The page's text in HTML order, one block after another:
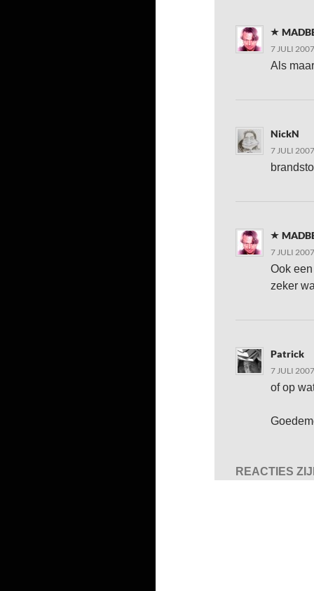
7 JULI
Als
NickN
7 JULI
7 JULI
Ook
zeker
Patrick
7 JULI
of op
REACTIES